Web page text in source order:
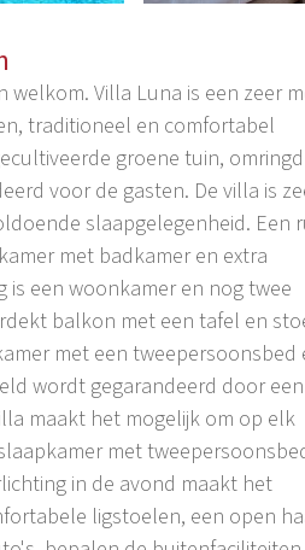
Villa Luna is een zeer
traditioneel en comfortabel
groene tuin, omringd
voor de gasten. De villa is
slaapgelegenheid. Een
met badkamer en extra
een woonkamer en nog twee
balkon met een tafel en
met een tweepersoonsbed
wordt gegarandeerd door een
maakt het mogelijk om op elk
met
in de avond maakt het
ligstoelen, een open